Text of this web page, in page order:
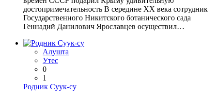
достопримечательность В середине ХХ века сотрудник
Государственного Никитского ботанического сада
Геннадий Данилович Ярославцев осуществил…
Алушта
Утес
0
1
Родник Суук-су